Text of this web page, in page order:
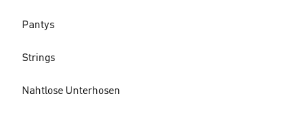
Pantys
Strings
Nahtlose Unterhosen